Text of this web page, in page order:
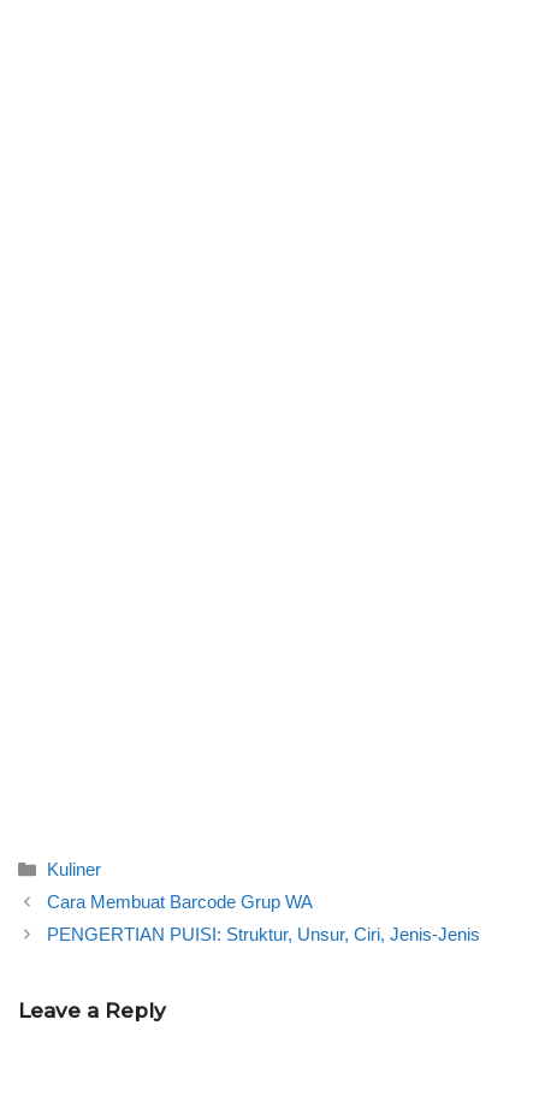
Categories
Kuliner
Cara Membuat Barcode Grup WA
PENGERTIAN PUISI: Struktur, Unsur, Ciri, Jenis-Jenis
Leave a Reply